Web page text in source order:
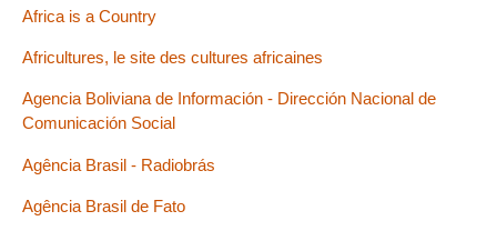
Africa is a Country
Africultures, le site des cultures africaines
Agencia Boliviana de Información - Dirección Nacional de
Comunicación Social
Agência Brasil - Radiobrás
Agência Brasil de Fato